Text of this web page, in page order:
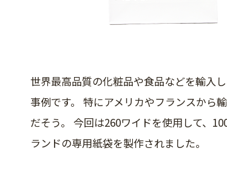
世界最高品質の化粧品や食品などを輸入
事例です。 特にアメリカやフランスから
だそう。 今回は260ワイドを使用して、
ランドの専用紙袋を製作されました。